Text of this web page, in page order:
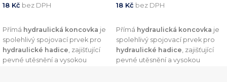
18 Kč bez DPH
Přímá hydraulická koncovka je
spolehlivý spojovací prvek pro
hydraulické hadice, zajišťující
pevné utěsnění a vysokou
18 Kč bez DPH
Přímá hydraulická koncovka je
spolehlivý spojovací prvek pro
hydraulické hadice, zajišťující
pevné utěsnění a vysokou